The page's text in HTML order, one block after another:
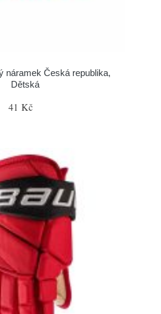
náramek Česká republika,
Dětská
41 Kč